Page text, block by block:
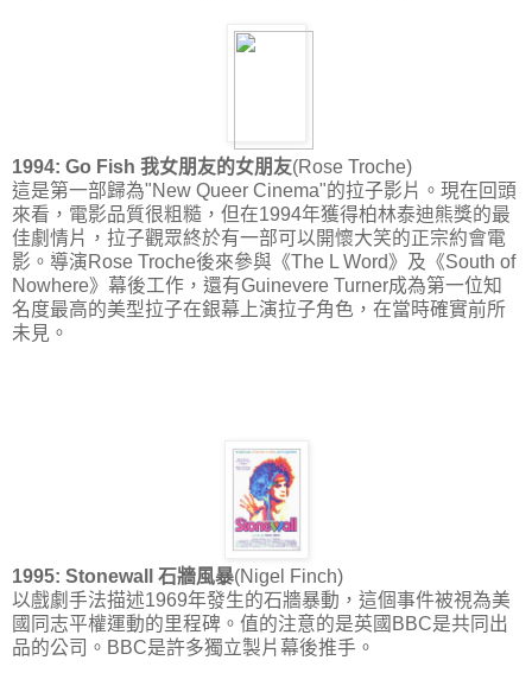
1994: Go Fish 我女朋友的女朋友(Rose Troche)
這是第一部歸為"New Queer Cinema"的拉子影片。現在回頭
來看，電影品質很粗糙，但在1994年獲得柏林泰迪熊獎的最
佳劇情片，拉子觀眾終於有一部可以開懷大笑的正宗約會電
影。導演Rose Troche後來參與《The L Word》及《South of
Nowhere》幕後工作，還有Guinevere Turner成為第一位知
名度最高的美型拉子在銀幕上演拉子角色，在當時確實前所
未見。
1995: Stonewall 石牆風暴(Nigel Finch)
以戲劇手法描述1969年發生的石牆暴動，這個事件被視為美
國同志平權運動的里程碑。值的注意的是英國BBC是共同出
品的公司。BBC是許多獨立製片幕後推手。